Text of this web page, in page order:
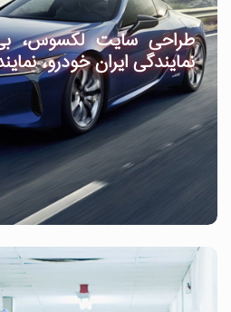
طراحی سایت لکسوس، بی
نمایندگی ایران خودرو،